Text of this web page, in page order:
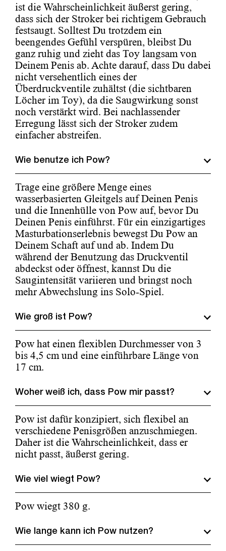
ist die Wahrscheinlichkeit äußerst gering,
dass sich der Stroker bei richtigem Gebrauch
festsaugt. Solltest Du trotzdem ein
beengendes Gefühl verspüren, bleibst Du
ganz ruhig und zieht das Toy langsam von
Deinem Penis ab. Achte darauf, dass Du dabei
nicht versehentlich eines der
Überdruckventile zuhältst (die sichtbaren
Löcher im Toy), da die Saugwirkung sonst
noch verstärkt wird. Bei nachlassender
Erregung lässt sich der Stroker zudem
einfacher abstreifen.
Wie benutze ich Pow?
Trage eine größere Menge eines
wasserbasierten Gleitgels auf Deinen Penis
und die Innenhülle von Pow auf, bevor Du
Deinen Penis einführst. Für ein einzigartiges
Masturbationserlebnis bewegst Du Pow an
Deinem Schaft auf und ab. Indem Du
während der Benutzung das Druckventil
abdeckst oder öffnest, kannst Du die
Saugintensität variieren und bringst noch
mehr Abwechslung ins Solo-Spiel.
Wie groß ist Pow?
Pow hat einen flexiblen Durchmesser von 3
bis 4,5 cm und eine einführbare Länge von
17 cm.
Woher weiß ich, dass Pow mir passt?
Pow ist dafür konzipiert, sich flexibel an
verschiedene Penisgrößen anzuschmiegen.
Daher ist die Wahrscheinlichkeit, dass er
nicht passt, äußerst gering.
Wie viel wiegt Pow?
Pow wiegt 380 g.
Wie lange kann ich Pow nutzen?